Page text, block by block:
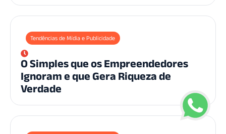
Tendências de Mídia e Publicidade
O Simples que os Empreendedores
Ignoram e que Gera Riqueza de
Verdade